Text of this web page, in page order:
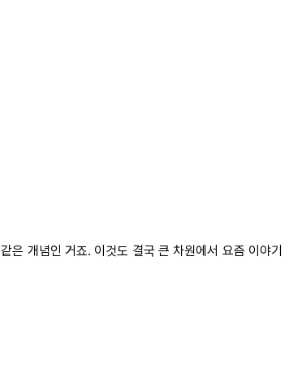
은 개념인 거죠. 이것도 결국 큰 차원에서 요즘 이야기